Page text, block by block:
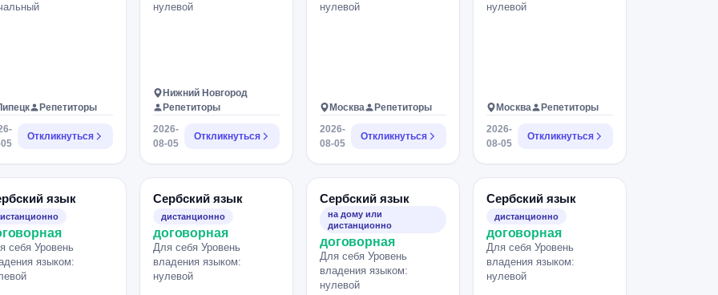
Репетиторы
Откликнуться
нулевой
Нижний Новгород
Репетиторы
2026-
08-05
Откликнуться
нулевой
Москва
Репетиторы
2026-
08-05
Откликнуться
нулевой
Москва
Репетиторы
2026-
08-05
Откликнуться
язык
себя Уровень
языком:
Сербский язык
дистанционно
договорная
Для себя Уровень
владения языком:
нулевой
Сербский язык
на дому или
дистанционно
договорная
Для себя Уровень
владения языком:
нулевой
Сербский язык
дистанционно
договорная
Для себя Уровень
владения языком:
нулевой